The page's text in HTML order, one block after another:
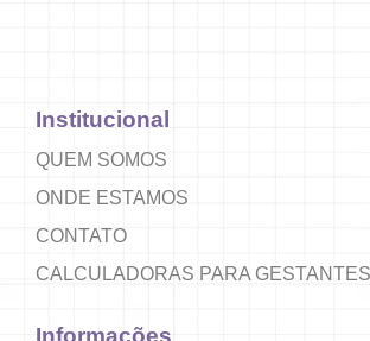
Institucional
QUEM SOMOS
ONDE ESTAMOS
CONTATO
CALCULADORAS PARA
Informações